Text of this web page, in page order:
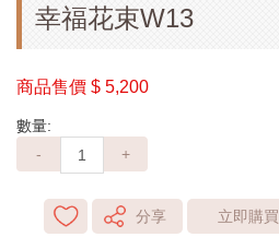
幸福花束W13
商品售價 $ 5,200
數量:
-
+
分享 立即購買